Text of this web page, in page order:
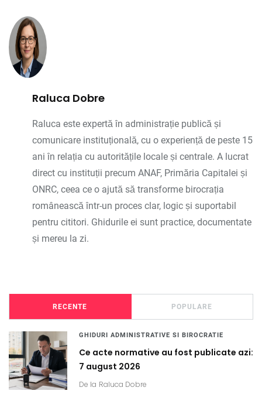
Raluca Dobre
Raluca este expertă în administrație publică și
comunicare instituțională, cu o experiență de peste 15
ani în relația cu autoritățile locale și centrale. A lucrat
direct cu instituții precum ANAF, Primăria Capitalei și
ONRC, ceea ce o ajută să transforme birocrația
românească într-un proces clar, logic și suportabil
pentru cititori. Ghidurile ei sunt practice, documentate
și mereu la zi.
RECENTE POPULARE
GHIDURI ADMINISTRATIVE SI BIROCRATIE
Ce acte normative au fost publicate azi:
7 august 2026
De la Raluca Dobre